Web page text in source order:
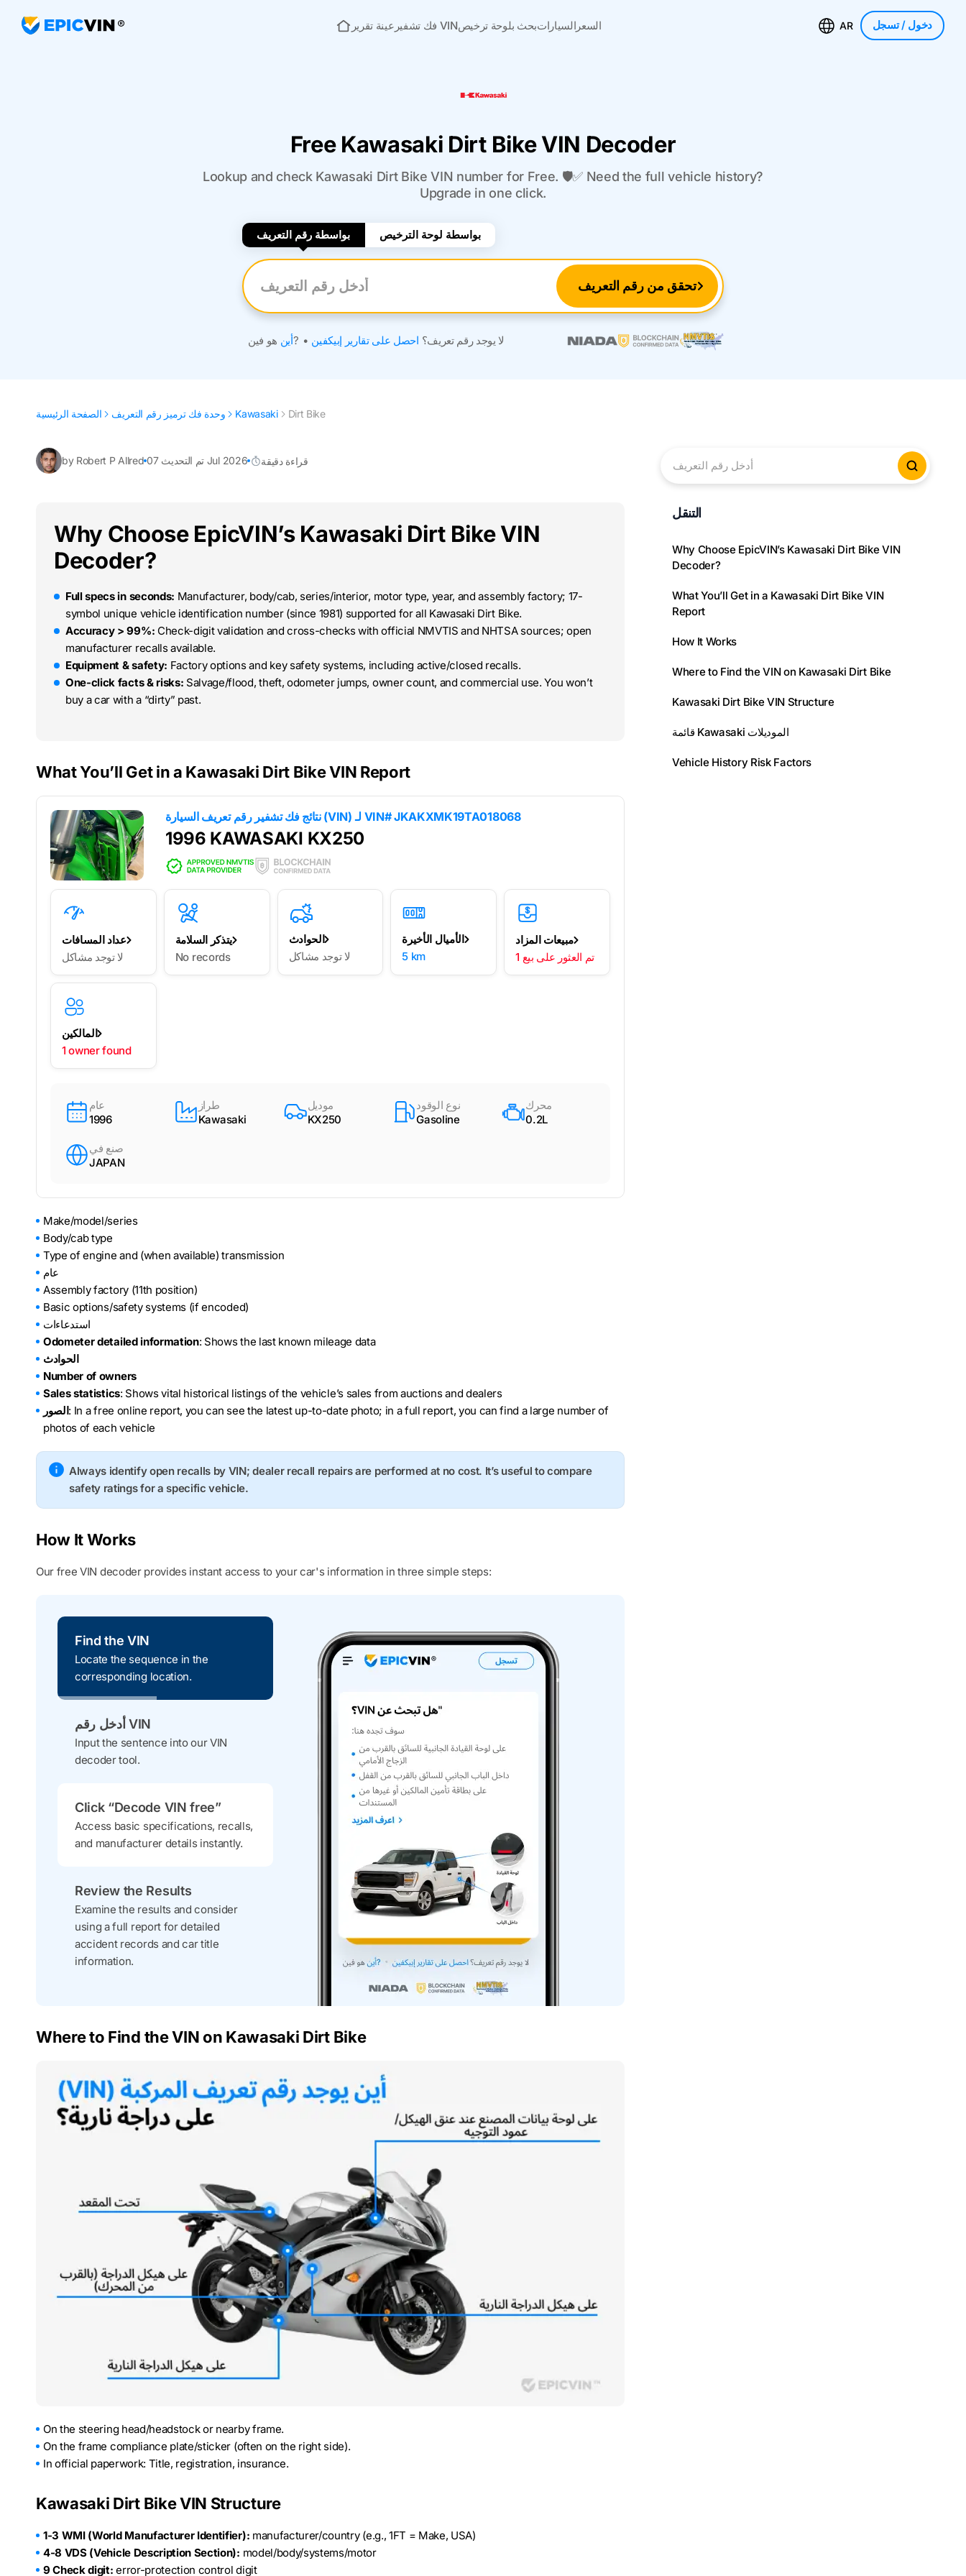
الصفحة الرئيسية
عينة تقرير فك تشفير VINبحث بلوحة ترخيصالسيارات السعر AR دخول/ تسجل
Free Kawasaki Dirt Bike VIN Decoder
Lookup and check Kawasaki Dirt Bike VIN number for Free. 🛡️✅ Need the full vehicle history?
Upgrade in one click.
بواسطة رقم التعريف بواسطة لوحة الترخيص
أدخل رقم التعريف تحقق من رقم التعريف
أينهو فين? • لا يوجد رقم تعريف؟ احصل على تقارير إبيكفين
الصفحة الرئيسية وحدة فك ترميز رقم التعريف Kawasaki Dirt Bike
by Robert P Allred تم التحديث 07 Jul 2026 قراءة دقيقة
Why Choose EpicVIN’s Kawasaki Dirt Bike VIN
Decoder?
Full specs in seconds: Manufacturer, body/cab, series/interior, motor type, year, and assembly factory; 17-
symbol unique vehicle identification number (since 1981) supported for all Kawasaki Dirt Bike.
Accuracy > 99%: Check-digit validation and cross-checks with official NMVTIS and NHTSA sources; open
manufacturer recalls available.
Equipment & safety: Factory options and key safety systems, including active/closed recalls.
One-click facts & risks: Salvage/flood, theft, odometer jumps, owner count, and commercial use. You won’t
buy a car with a “dirty” past.
What You’ll Get in a Kawasaki Dirt Bike VIN Report
نتائج فك تشفير رقم تعريف السيارة (VIN) لـ VIN# JKAKXMK19TA018068
1996 KAWASAKI KX250
عداد المسافات
لا توجد مشاكل
يتذكر السلامة
No records
الحوادث
لا توجد مشاكل
الأميال الأخيرة
5 km
مبيعات المزاد
1 تم العثور على بيع
المالكين
1 owner found
عام
1996
طراز
Kawasaki
موديل
KX250
نوع الوقود
Gasoline
محرك
0.2L
صنع في
JAPAN
Make/model/series
Body/cab type
Type of engine and (when available) transmission
عام
Assembly factory (11th position)
Basic options/safety systems (if encoded)
استدعاءات
Odometer detailed information: Shows the last known mileage data
الحوادث
Number of owners
Sales statistics: Shows vital historical listings of the vehicle’s sales from auctions and dealers
الصور : In a free online report, you can see the latest up-to-date photo; in a full report, you can find a large number of
photos of each vehicle
Always identify open recalls by VIN; dealer recall repairs are performed at no cost. It’s useful to compare
safety ratings for a specific vehicle.
How It Works
Our free VIN decoder provides instant access to your car's information in three simple steps:
Find the VIN
Locate the sequence in the
corresponding location.
أدخل رقم VIN
Input the sentence into our VIN
decoder tool.
Click “Decode VIN free”
Access basic specifications, recalls,
and manufacturer details instantly.
Review the Results
Examine the results and consider
using a full report for detailed
accident records and car title
information.
Where to Find the VIN on Kawasaki Dirt Bike
On the steering head/headstock or nearby frame.
On the frame compliance plate/sticker (often on the right side).
In official paperwork: Title, registration, insurance.
Kawasaki Dirt Bike VIN Structure
1-3 WMI (World Manufacturer Identifier): manufacturer/country (e.g., 1FT = Make, USA)
4-8 VDS (Vehicle Description Section): model/body/systems/motor
9 Check digit: error-protection control digit
أدخل رقم التعريف من
التنقل
Why Choose EpicVIN’s Kawasaki Dirt Bike VIN
Decoder?
What You’ll Get in a Kawasaki Dirt Bike VIN
Report
How It Works
Where to Find the VIN on Kawasaki Dirt Bike
Kawasaki Dirt Bike VIN Structure
قائمة Kawasaki الموديلات
Vehicle History Risk Factors